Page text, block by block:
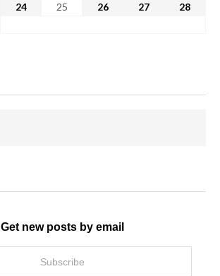
24 25 26 27
28
Get new posts by email